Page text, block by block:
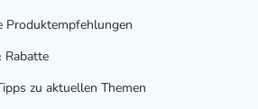
Produktempfehlungen
Rabatte
zu aktuellen Themen